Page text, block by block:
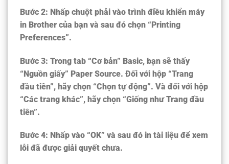
Bước 2: Nhấp chuột phải vào trình điều khiển máy
in Brother của bạn và sau đó chọn “Printing
Preferences”.
Bước 3: Trong tab “Cơ bản” Basic, bạn sẽ thấy
“Nguồn giấy” Paper Source. Đối với hộp “Trang
đầu tiên”, hãy chọn “Chọn tự động”. Và đối với hộp
“Các trang khác”, hãy chọn “Giống như Trang đầu
tiên”.
Bước 4: Nhấp vào “OK” và sau đó in tài liệu để xem
lỗi đã được giải quyết chưa.